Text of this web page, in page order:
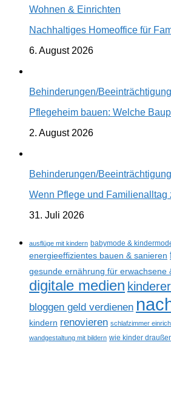
Wohnen & Einrichten
Nachhaltiges Homeoffice für
6. August 2026
Behinderungen/
Pflegeheim bauen: Welche
2. August 2026
Behinderungen/
Wenn Pflege und Familienalltag
31. Juli 2026
ausflüge mit kindern babymode &
energieeffizientes bauen & sanieren
gesunde ernährung für erwachsene
digitale medien
bloggen geld verdienen
kindern renovieren schlafzimmer
wandgestaltung mit bildern wie kinder